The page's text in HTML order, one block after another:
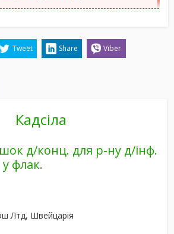
Tweet Share Viber
Кадсіла
д/конц. для р-ну д/інф.
флак.
Лтд, Швейцарія